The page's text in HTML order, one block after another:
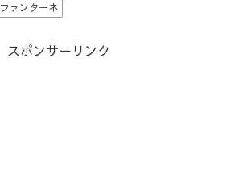
ファンターネ
スポンサーリンク